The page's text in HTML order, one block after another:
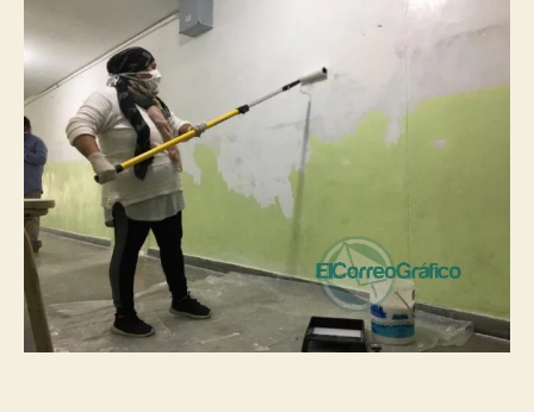
bonaerenses